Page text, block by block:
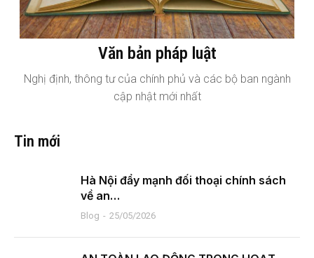
Văn bản pháp luật
Nghị định, thông tư của chính phủ và các bộ ban ngành
cập nhật mới nhất
Tin mới
Hà Nội đẩy mạnh đối thoại chính sách
về an…
Blog 25/05/2026